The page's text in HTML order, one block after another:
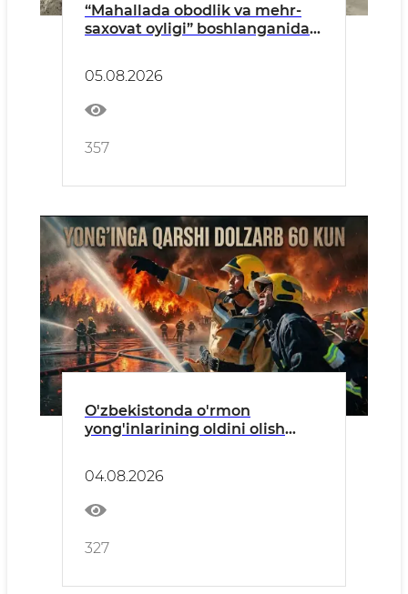
“Mahallada obodlik va mehr-
saxovat oyligi” boshlanganidan
05.08.2026
357
O'zbekistonda o'rmon
yong'inlarining oldini olish
04.08.2026
327